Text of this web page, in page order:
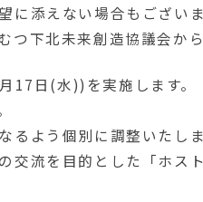
添えない場合もございま
つ下北未来創造協議会か
17日(水))を実施します。
よう個別に調整いたしま
交流を目的とした「ホス